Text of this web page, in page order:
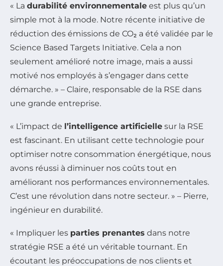
« La durabilité environnementale est plus qu’un
simple mot à la mode. Notre récente initiative de
réduction des émissions de CO₂ a été validée par le
Science Based Targets Initiative. Cela a non
seulement amélioré notre image, mais a aussi
motivé nos employés à s’engager dans cette
démarche. » – Claire, responsable de la RSE dans
une grande entreprise.
« L’impact de l’intelligence artificielle sur la RSE
est fascinant. En utilisant cette technologie pour
optimiser notre consommation énergétique, nous
avons réussi à diminuer nos coûts tout en
améliorant nos performances environnementales.
C’est une révolution dans notre secteur. » – Pierre,
ingénieur en durabilité.
« Impliquer les parties prenantes dans notre
stratégie RSE a été un véritable tournant. En
écoutant les préoccupations de nos clients et